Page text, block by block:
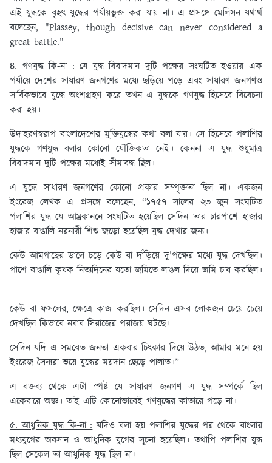
এই যুদ্ধকে বৃহৎ যুদ্ধের পর্যায়ভুক্ত করা যায় না। এ প্রসঙ্গে মেলিসন যথার্থ
বলেছেন, "Plassey, though decisive can never considered a
great battle."
৪. গণযুদ্ধ কি-না :যে যুদ্ধ বিবাদমান দুটি পক্ষের সংঘটিত হওয়ার এক
পর্যায়ে দেশের সাধারণ জনগণের মধ্যে ছড়িয়ে পড়ে এবং সাধারণ জনগণও
সার্বিকভাবে যুদ্ধে অংশগ্রহণ করে তখন এ যুদ্ধকে গণযুদ্ধ হিসেবে বিবেচনা
করা হয়।
উদাহরণস্বরূপ বাংলাদেশের মুক্তিযুদ্ধের কথা বলা যায়। সে হিসেবে পলাশির
যুদ্ধকে গণযুদ্ধ বলার কোনো যৌক্তিকতা নেই। কেননা এ যুদ্ধ শুধুমাত্র
বিবাদমান দুটি পক্ষের মধ্যেই সীমাবদ্ধ ছিল।
এ যুদ্ধে সাধারণ জনগণের কোনো প্রকার সম্পৃক্ততা ছিল না। একজন
ইংরেজ লেখক এ প্রসঙ্গে বলেছেন, “১৭৫৭ সালের ২৩ জুন সংঘটিত
পলাশির যুদ্ধ যে আম্রকাননে সংঘটিত হয়েছিল সেদিন তার চারপাশে হাজার
হাজার বাঙালি নরনারী শিশু জড়ো হয়েছিল যুদ্ধ দেখার জন্য।
কেউ আমগাছের ডালে চড়ে কেউ বা দাঁড়িয়ে দু'পক্ষের মধ্যে যুদ্ধ দেখছিল।
পাশে বাঙালি কৃষক নিত্যদিনের যতো জমিতে লাঙল দিয়ে জমি চাষ করছিল।
কেউ বা ফসলের, ক্ষেত্রে কাজ করছিল। সেদিন এসব লোকজন চেয়ে চেয়ে
দেখছিল কিভাবে নবাব সিরাজের পরাজয় ঘটছে।
সেদিন যদি এ সমবেত জনতা একবার চিৎকার দিয়ে উঠত, আমার মনে হয়
ইংরেজ সৈন্যরা ভয়ে যুদ্ধের ময়দান ছেড়ে পালাত।”
এ বক্তব্য থেকে এটা স্পষ্ট যে সাধারণ জনগণ এ যুদ্ধ সম্পর্কে ছিল
একেবারে অজ্ঞ। তাই এটি কোনোভাবেই গণযুদ্ধের কাতারে পড়ে না।
৫. আধুনিক যুদ্ধ কি-না :যদিও বলা হয় পলাশির যুদ্ধের পর থেকে বাংলার
মধ্যযুগের অবসান ও আধুনিক যুগের সূচনা হয়েছিল। তথাপি পলাশির যুদ্ধ
ছিল সেকেল তা আধুনিক যুদ্ধ ছিল না।